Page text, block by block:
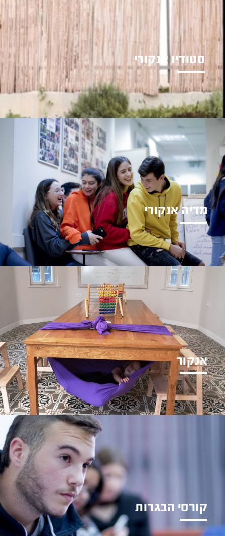
סטודיו אנקורי
חטיבת ביניים ותיכון לחשיבה
יצירתית ויזמות
מדיה אנקורי
חטיבת ביניים ותיכון לחשיבה
ביקורתית וחברתית
אנקור
גן ויסודי סקרן ויצירתי
קורסי הבגרות
קורסים בכל רחבי הארץ